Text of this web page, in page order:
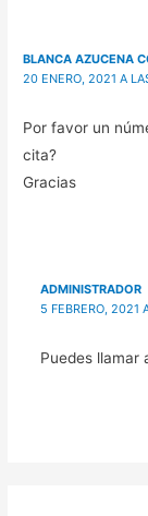
BLANCA AZUCENA
20 ENERO, 2021 A
Por favor un
cita?
Gracias
ADMINISTRADOR
5 FEBRERO, 2021
Puedes llamar